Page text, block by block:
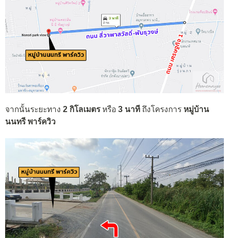
จากนั้นระยะทาง 2 กิโลเมตรหรือ 3 นาที ถึงโครงการ หมู่บ้าน
นนทรี พาร์ควิว